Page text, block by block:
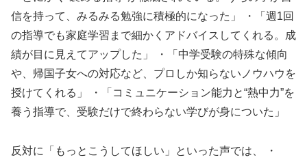
信を持って、みるみる勉強に積極的になった」 ・「週1回
の指導でも家庭学習まで細かくアドバイスしてくれる。成
績が目に見えてアップした」 ・「中学受験の特殊な傾向
や、帰国子女への対応など、プロしか知らないノウハウを
授けてくれる」 ・「コミュニケーション能力と“熱中力”を
養う指導で、受験だけで終わらない学びが身についた」
反対に「もっとこうしてほしい」といった声では、 ・